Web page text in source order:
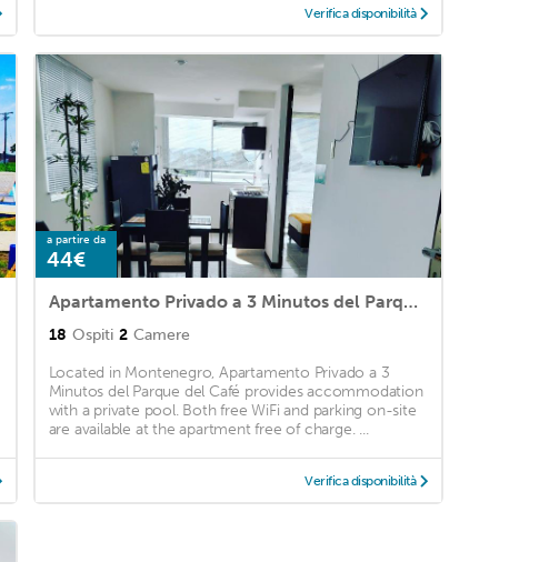
Verifica disponibilità
a partire da
44€
Apartamento Privado a 3 Minutos del Parque del Café
18 Ospiti 2 Camere
Located in Montenegro, Apartamento Privado a 3
Minutos del Parque del Café provides accommodation
with a private pool. Both free WiFi and parking on-site
are available at the apartment free of charge. ...
Verifica disponibilità